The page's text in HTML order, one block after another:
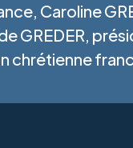
Caroline
GREDER,
chrétienne